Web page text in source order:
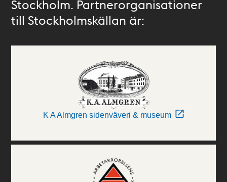
Stockholm. Partnerorganisationer
till Stockholmskällan är:
K A Almgren sidenväveri & museum